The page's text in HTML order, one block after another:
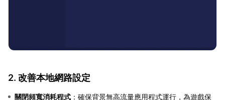
2. 改善本地網路設定
關閉頻寬消耗程式 ：確保背景無高流量應用程式運行，為遊戲保